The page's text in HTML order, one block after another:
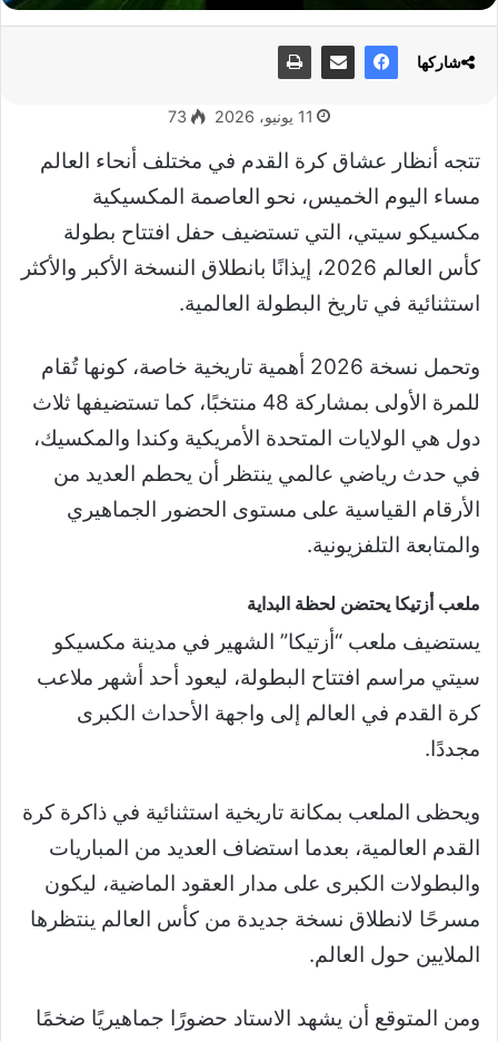
11 يونيو، 2026 73
تتجه أنظار عشاق كرة القدم في مختلف أنحاء العالم
مساء اليوم الخميس، نحو العاصمة المكسيكية
مكسيكو سيتي، التي تستضيف حفل افتتاح بطولة
كأس العالم 2026، إيذانًا بانطلاق النسخة الأكبر والأكثر
استثنائية في تاريخ البطولة العالمية.
وتحمل نسخة 2026 أهمية تاريخية خاصة، كونها تُقام
للمرة الأولى بمشاركة 48 منتخبًا، كما تستضيفها ثلاث
دول هي الولايات المتحدة الأمريكية وكندا والمكسيك،
في حدث رياضي عالمي ينتظر أن يحطم العديد من
الأرقام القياسية على مستوى الحضور الجماهيري
والمتابعة التلفزيونية.
ملعب أزتيكا يحتضن لحظة البداية
يستضيف ملعب “أزتيكا” الشهير في مدينة مكسيكو
سيتي مراسم افتتاح البطولة، ليعود أحد أشهر ملاعب
كرة القدم في العالم إلى واجهة الأحداث الكبرى
مجددًا.
ويحظى الملعب بمكانة تاريخية استثنائية في ذاكرة كرة
القدم العالمية، بعدما استضاف العديد من المباريات
والبطولات الكبرى على مدار العقود الماضية، ليكون
مسرحًا لانطلاق نسخة جديدة من كأس العالم ينتظرها
الملايين حول العالم.
ومن المتوقع أن يشهد الاستاد حضورًا جماهيريًا ضخمًا
شاركها